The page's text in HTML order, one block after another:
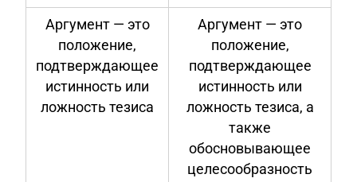
Аргумент — это
положение,
подтверждающее
истинность или
ложность тезиса
Аргумент — это
положение,
подтверждающее
истинность или
ложность тезиса, а
также
обосновывающее
целесообразность